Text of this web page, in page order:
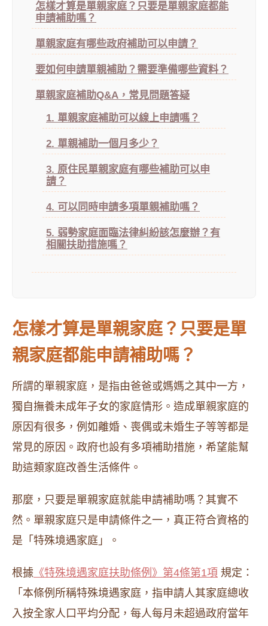
怎樣才算是單親家庭？只要是單親家庭都能
申請補助嗎？
單親家庭有哪些政府補助可以申請？
要如何申請單親補助？需要準備哪些資料？
單親家庭補助Q&A，常見問題答疑
1. 單親家庭補助可以線上申請嗎？
2. 單親補助一個月多少？
3. 原住民單親家庭有哪些補助可以申
請？
4. 可以同時申請多項單親補助嗎？
5. 弱勢家庭面臨法律糾紛該怎麼辦？有
相關扶助措施嗎？
怎樣才算是單親家庭？只要是單
親家庭都能申請補助嗎？
所謂的單親家庭，是指由爸爸或媽媽之其中一方，
獨自撫養未成年子女的家庭情形。造成單親家庭的
原因有很多，例如離婚、喪偶或未婚生子等等都是
常見的原因。政府也設有多項補助措施，希望能幫
助這類家庭改善生活條件。
那麼，只要是單親家庭就能申請補助嗎？其實不
然。單親家庭只是申請條件之一，真正符合資格的
是「特殊境遇家庭」。
根據 《特殊境遇家庭扶助條例》第4條第1項 規定：
「本條例所稱特殊境遇家庭，指申請人其家庭總收
入按全家人口平均分配，每人每月未超過政府當年